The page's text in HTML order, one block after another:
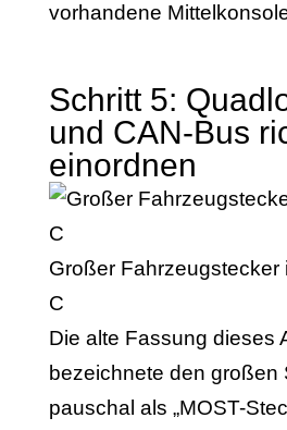
vorhandene
Schritt 5:
und CAN-Bus
einordnen
Großer Fahrzeugstecker
C
Die alte Fassung dieses
bezeichnete den großen
pauschal als „MOST-